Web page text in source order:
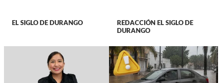
EL SIGLO DE DURANGO
REDACCIÓN EL SIGLO DE
DURANGO